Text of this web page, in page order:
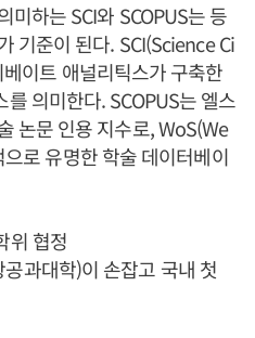
미하는 SCI와 SCOPUS는 등
기준이 된다. SCI(Science Ci
이트 애널리틱스가 구축한
의미한다. SCOPUS는 엘스
논문 인용 지수로, WoS(We
로 유명한 학술 데이터베이
위 협정
과대학)이 손잡고 국내 첫